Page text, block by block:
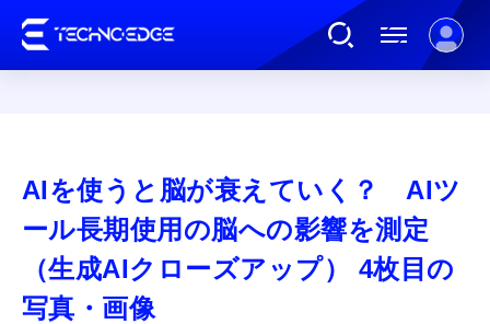
AI
ガジェット
AIを使うと脳が衰えていく？ AIツ
ール長期使用の脳への影響を測定
（生成AIクローズアップ） 4枚目の
写真・画像